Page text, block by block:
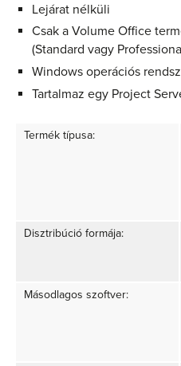
Lejárat nélküli
Csak a Volume Office
(Standard vagy
Windows operációs
Tartalmaz egy Project
Termék típusa:
Disztribúció formája:
Másodlagos szoftver: